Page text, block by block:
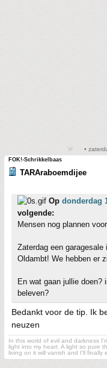
•
FOK!-Schrikkelbaas
TARAraboemdijee
Op donderdag
volgende:
Mensen nog plannen
Zaterdag een garagesale
Oldambt! We hebben er
En wat gaan jullie doen?
beleven?
Bedankt voor de tip. Ik
neuzen
In this world of evil and darkness
light into my heart. A light so pure
living on it will vanish and I'll finally